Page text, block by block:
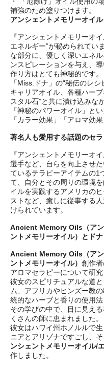
補強のため塗りつけます。
アンシェントメモリーオイ
『アンシェントメモリーオ
エネルギー”が秘められてい
な部分に、優しく深いエネ
ンスピレーションを与え、導
作り方はとても神秘的です
「Miss.ドナ」の“秘伝のレ
キャリアオイル、各種ハー
スタル石”と共に漬け込みな
「神秘のパワーオイル」と
「カラー効果」「アロマ効
著名人も愛用する話題のセ
『アンシェントメモリーオ
選手など、自らを向上させ
ているテラピーアイテムの1
て、自分とその周りの環境
イルを実践するアメリカの
ストなど、癒しに従事する
けられています。
Ancient Memory Oils（アン
ントメモリーオイル）とド
Ancient Memory Oils（アン
ントメモリーオイル） 創作
アロマセラピーについて研究
彼女のスピリチュアルな道
ム、アフリカやヒンズー教
統的なハーブと香りの使用
その学びの中で、目に見え
くさんの師に恵まれました。
彼女はハワイ州ホノルルで
ニアとアリゾナですごし、
ンシェントメモリーオイル/
作しました。